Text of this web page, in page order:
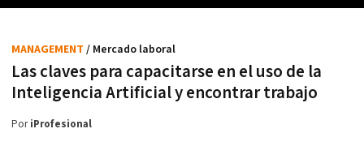
Las claves para capacitarse en el uso de la
Inteligencia Artificial y encontrar trabajo
MANAGEMENT / Mercado laboral
PoriProfesional